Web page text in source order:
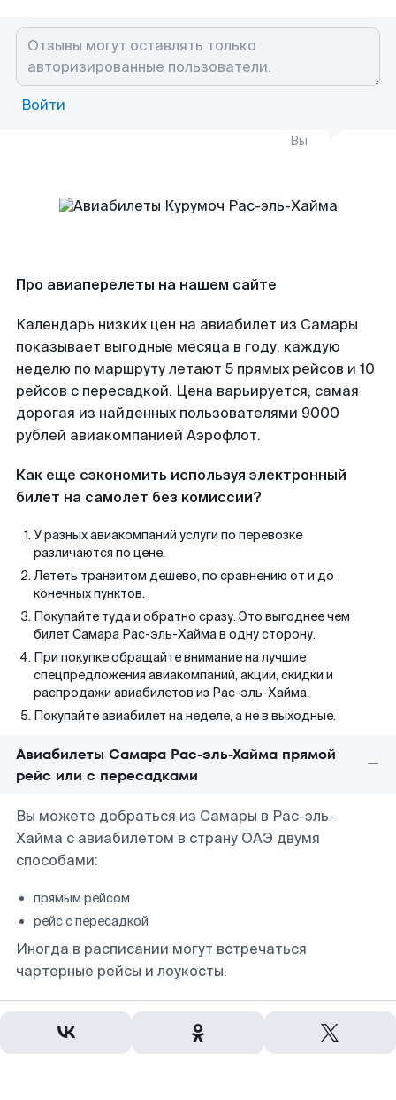
Войти
Вы
Про авиаперелеты на нашем сайте
Календарь низких цен на авиабилет из Самары
показывает выгодные месяца в году, каждую
неделю по маршруту летают 5 прямых рейсов и 10
рейсов с пересадкой. Цена варьируется, самая
дорогая из найденных пользователями 9000
рублей авиакомпанией Аэрофлот.
Как еще сэкономить используя электронный
билет на самолет без комиссии?
У разных авиакомпаний услуги по перевозке
различаются по цене.
Лететь транзитом дешево, по сравнению от и до
конечных пунктов.
Покупайте туда и обратно сразу. Это выгоднее чем
билет Самара Рас-эль-Хайма в одну сторону.
При покупке обращайте внимание на лучшие
спецпредложения авиакомпаний, акции, скидки и
распродажи авиабилетов из Рас-эль-Хайма.
Покупайте авиабилет на неделе, а не в выходные.
Авиабилеты Самара Рас-эль-Хайма прямой
рейс или с пересадками
Вы можете добраться из Самары в Рас-эль-
Хайма с авиабилетом в страну ОАЭ двумя
способами:
прямым рейсом
рейс с пересадкой
Иногда в расписании могут встречаться
чартерные рейсы и лоукосты.